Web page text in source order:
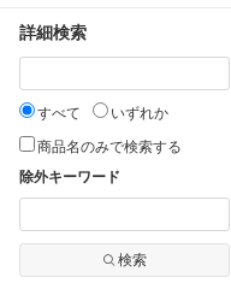
詳細検索
すべて
いずれか
商品名のみで検索する
除外キーワード
検索